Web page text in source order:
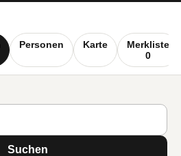
Personen Karte
Merkliste
0
Suchen